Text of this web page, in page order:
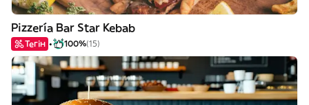
Pizzería Bar Star Kebab
Тегін 100%(15)